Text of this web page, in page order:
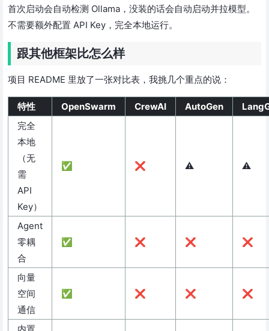
首次启动会自动检测 Ollama，没装的话会自动启动并拉模型。
不需要额外配置 API Key，完全本地运行。
跟其他框架比怎么样
项目 README 里放了一张对比表，我挑几个重点的说：
特性 OpenSwarm CrewAI AutoGen
完全
本地
（无
需
API
Key）
✅ ❌ ⚠️ ⚠️
Agent
零耦
合
✅ ❌ ❌ ❌
向量
空间
通信
✅ ❌ ❌ ❌